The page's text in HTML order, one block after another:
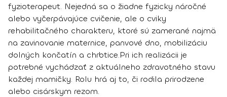
fyzioterapeut. Nejedná sa o žiadne fyzicky náročné
alebo vyčerpávajúce cvičenie, ale o cviky
rehabilitačného charakteru, ktoré sú zamerané najmä
na zavinovanie maternice, panvové dno, mobilizáciu
dolných končatín a chrbtice.Pri ich realizácii je
potrebné vychádzať z aktuálneho zdravotného stavu
každej mamičky. Rolu hrá aj to, či rodila prirodzene
alebo cisárskym rezom.